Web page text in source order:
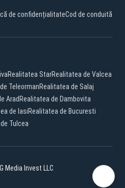
de confidențialitateCod de conduită
Realitatea StarRealitatea de Valcea
TeleormanRealitatea de Salaj
Arad Realitatea de Dambovita
de IasiRealitatea de Bucuresti
Tulcea
Media Invest LLC